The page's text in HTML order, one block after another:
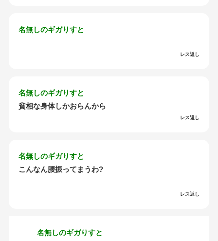
名無しのギガりすと
レス返し
名無しのギガりすと
貧相な身体しかおらんから
レス返し
名無しのギガりすと
こんなん腰振ってまうわ?
レス返し
名無しのギガりすと